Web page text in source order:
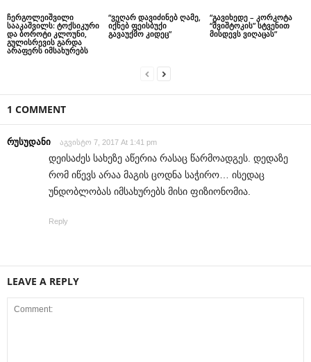
ჩერგოლეიშვილი
სააკაშვილს: ტოქსიკური
და ბოროტი კლოუნი,
გულისრევის გარდა
არაფერს იმსახურებს
“ვეღარ დავიძინებ ღამე,
იქნებ ფეისბუქი
გავაუქმო კიდეც”
“გავიხედე – კორკოტა
“შვიშტოკის” სტვენით
მისდევს ვიღაცას”
1 COMMENT
რუსუდანი აგვისტო 7, 2017 At 1:41 pm
დეისაძეს სახეზე აწერია რასაც წარმოადგეს. დედაზე
რომ იწევს არაა მაგის ცოდნა საჭირო… ისედაც
უნდობლობას იმსახურებს მისი ფიზიონომია.
Reply
LEAVE A REPLY